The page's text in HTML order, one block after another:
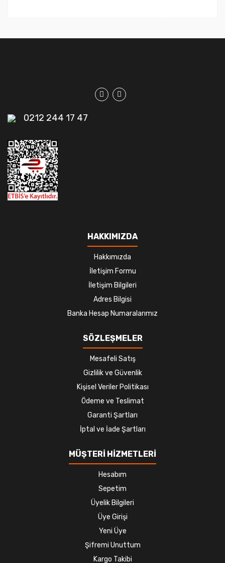
0212 244 17 47
HAKKIMIZDA
Hakkımızda
İletişim Formu
İletişim Bilgileri
Adres Bilgisi
Banka Hesap Numaralarımız
SÖZLEŞMELER
Mesafeli Satış
Gizlilik ve Güvenlik
Kişisel Veriler Politikası
Ödeme ve Teslimat
Garanti Şartları
İptal ve İade Şartları
MÜŞTERİ HİZMETLERİ
Hesabım
Sepetim
Üyelik Bilgileri
Üye Girişi
Yeni Üye
Şifremi Unuttum
Kargo Takibi